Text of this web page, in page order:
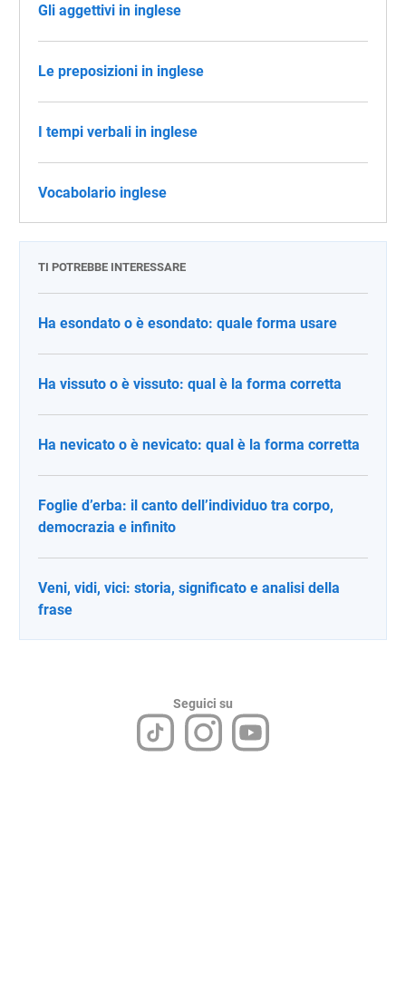
Gli aggettivi in inglese
Le preposizioni in inglese
I tempi verbali in inglese
Vocabolario inglese
TI POTREBBE INTERESSARE
Ha esondato o è esondato: quale forma usare
Ha vissuto o è vissuto: qual è la forma corretta
Ha nevicato o è nevicato: qual è la forma corretta
Foglie d’erba: il canto dell’individuo tra corpo,
democrazia e infinito
Veni, vidi, vici: storia, significato e analisi della
frase
Seguici su